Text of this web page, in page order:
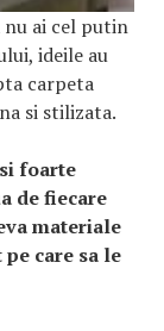
nu ai cel putin
ideile au
carpeta
si stilizata.
si foarte
de fiecare
materiale
care sa le